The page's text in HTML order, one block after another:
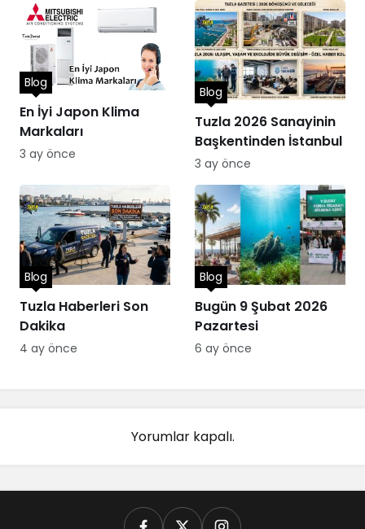
En İyi Japon Klima
Markaları
Blog
3 ay önce
Tuzla 2026 Sanayinin
Başkentinden İstanbul
Blog
3 ay önce
Tuzla Haberleri Son
Dakika
Blog
4 ay önce
Bugün 9 Şubat 2026
Pazartesi
Blog
6 ay önce
Yorumlar kapalı.